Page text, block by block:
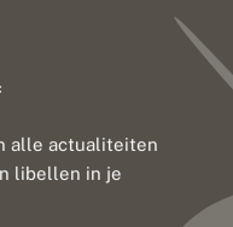
alle actualiteiten
libellen in je